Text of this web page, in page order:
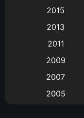
Animation แอนิเมชัน
(9)
Big tits (นมใหญ่)
Bitch (ผู้หญิงร่าน)
2015
2013
2011
2009
2007
2005